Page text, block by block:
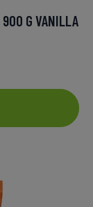
900 G VANILLA